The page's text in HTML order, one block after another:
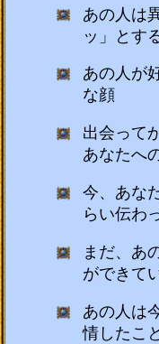
あの人は
ッ」とす
あの人が
な顔
出会って
あなたへ
今、あな
らい伝わ
まだ、あ
ができて
あの人は
情したこ